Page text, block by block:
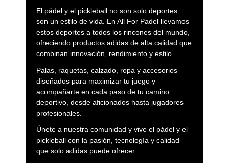
El pádel y el pickleball no son solo deportes:
son un estilo de vida. En All For Padel llevamos
estos deportes a todos los rincones del mundo,
ofreciendo productos adidas de alta calidad que
combinan innovación, rendimiento y estilo.
Palas, raquetas, calzado, ropa y accesorios
diseñados para maximizar tu juego y
acompañarte en cada paso de tu camino
deportivo, desde aficionados hasta jugadores
profesionales.
Únete a nuestra comunidad y vive el pádel y el
pickleball con la pasión, tecnología y calidad
que solo adidas puede ofrecer.